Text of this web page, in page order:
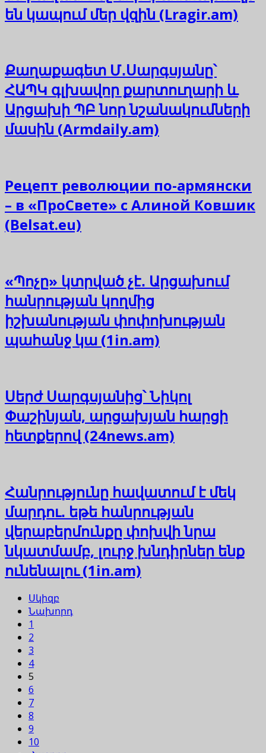
են կապում մեր վզին (Lragir.am)
Քաղաքագետ Մ․Սարգսյանը՝
ՀԱՊԿ գլխավոր քարտուղարի և
Արցախի ՊԲ նոր նշանակումների
մասին (Armdaily.am)
Рецепт революции по-армянски
– в «ПроСвете» с Алиной Ковшик
(Belsat.eu)
«Պոչը» կտրված չէ․ Արցախում
հանրության կողմից
իշխանության փոփոխության
պահանջ կա (1in.am)
Սերժ Սարգսյանից՝ Նիկոլ
Փաշինյան, արցախյան հարցի
հետքերով (24news.am)
Հանրությունը հավատում է մեկ
մարդու․ եթե հանրության
վերաբերմունքը փոխվի նրա
նկատմամբ, լուրջ խնդիրներ ենք
ունենալու (1in.am)
Սկիզբ
Նախորդ
1
2
3
4
5
6
7
8
9
10